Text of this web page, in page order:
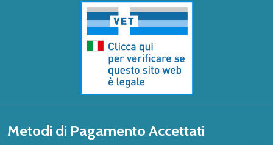
Metodi di Pagamento Accettati